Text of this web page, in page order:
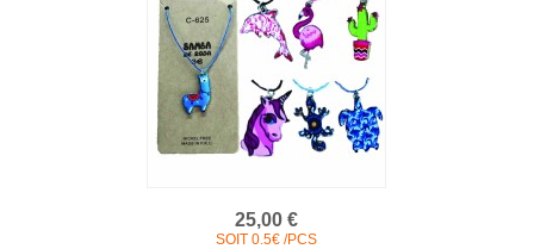
25,00 €
SOIT 0.5€ /PCS